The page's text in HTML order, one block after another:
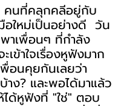
คนที่คลุกคลีอยู่กับ
อใหม่เป็นอย่างดี วัน
าเพื่อนๆ ที่กำลัง
ข้าใจเรื่องหูฟังมาก
อนคุยกันเลยว่า
าง? และพอได้มาแล้ว
ได้หูฟังที่ "ใช่" ตอบ